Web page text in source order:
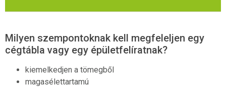
Milyen szempontoknak kell megfeleljen egy
cégtábla vagy egy épületfelíratnak?
kiemelkedjen a tömegből
magasélettartamú